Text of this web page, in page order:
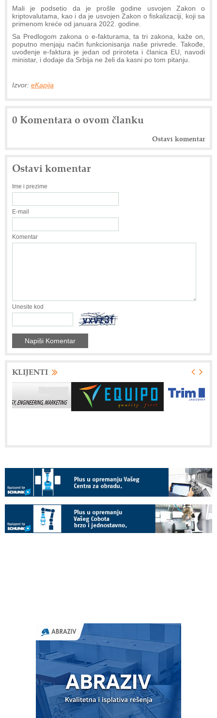
Mali je podsetio da je prošle godine usvojen Zakon o
kriptovalutama, kao i da je usvojen Zakon o fiskalizaciji, koji sa
primenom kreće od januara 2022. godine.
Sa Predlogom zakona o e-fakturama, ta tri zakona, kaže on,
poputno menjaju način funkcionisanja naše privrede. Takođe,
uvođenje e-faktura je jedan od priroteta i članica EU, navodi
ministar, i dodaje da Srbija ne želi da kasni po tom pitanju.
Izvor: eKapija
0 Komentara o ovom članku
Ostavi komentar
Ostavi komentar
Ime i prezime
E-mail
Komentar
Unesite kod
KLIJENTI